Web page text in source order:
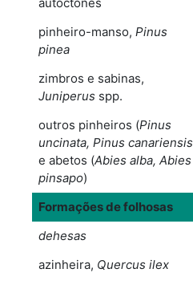
autóctones
pinheiro-manso, Pinus
pinea
zimbros e sabinas,
Juniperus spp.
outros pinheiros (Pinus
uncinata, Pinus canariensis
e abetos (Abies alba, Abies
pinsapo)
Formações de folhosas
dehesas
azinheira, Quercus ilex